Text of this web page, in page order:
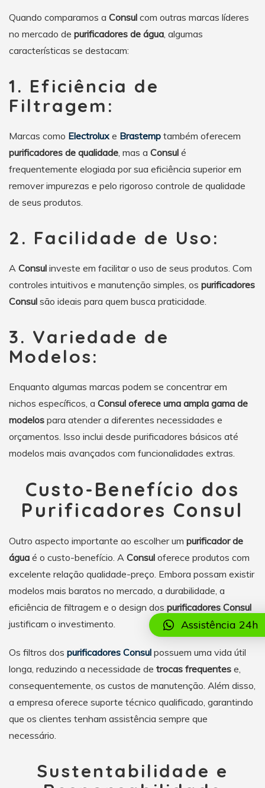
Quando comparamos a Consul com outras marcas líderes
no mercado de purificadores de água , algumas
características se destacam:
1. Eficiência de
Filtragem:
Marcas como Electrolux e Brastemp também oferecem
purificadores de qualidade , mas a Consul é
frequentemente elogiada por sua eficiência superior em
remover impurezas e pelo rigoroso controle de qualidade
de seus produtos.
2. Facilidade de Uso:
A Consul investe em facilitar o uso de seus produtos. Com
controles intuitivos e manutenção simples, os purificadores
Consul são ideais para quem busca praticidade.
3. Variedade de
Modelos:
Enquanto algumas marcas podem se concentrar em
nichos específicos, a Consul oferece uma ampla gama de
modelos para atender a diferentes necessidades e
orçamentos. Isso inclui desde purificadores básicos até
modelos mais avançados com funcionalidades extras.
Custo-Benefício dos
Purificadores Consul
Outro aspecto importante ao escolher um purificador de
água é o custo-benefício. A Consul oferece produtos com
excelente relação qualidade-preço. Embora possam existir
modelos mais baratos no mercado, a durabilidade, a
eficiência de filtragem e o design dos purificadores Consul
justificam o investimento.
Os filtros dos purificadores Consul possuem uma vida útil
longa, reduzindo a necessidade de trocas frequentes e,
consequentemente, os custos de manutenção. Além disso,
a empresa oferece suporte técnico qualificado, garantindo
que os clientes tenham assistência sempre que
necessário.
Sustentabilidade e
Assistência 24h